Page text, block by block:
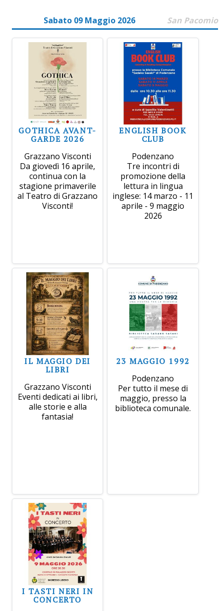
Sabato 09 Maggio 2026 San Pacomio
GOTHICA AVANT-
GARDE 2026
Grazzano Visconti
Da giovedì 16 aprile,
continua con la
stagione primaverile
al Teatro di Grazzano
Visconti!
ENGLISH BOOK
CLUB
Podenzano
Tre incontri di
promozione della
lettura in lingua
inglese: 14 marzo - 11
aprile - 9 maggio
2026
IL MAGGIO DEI
LIBRI
Grazzano Visconti
Eventi dedicati ai libri,
alle storie e alla
fantasia!
23 MAGGIO 1992
Podenzano
Per tutto il mese di
maggio, presso la
biblioteca comunale.
I TASTI NERI IN
CONCERTO